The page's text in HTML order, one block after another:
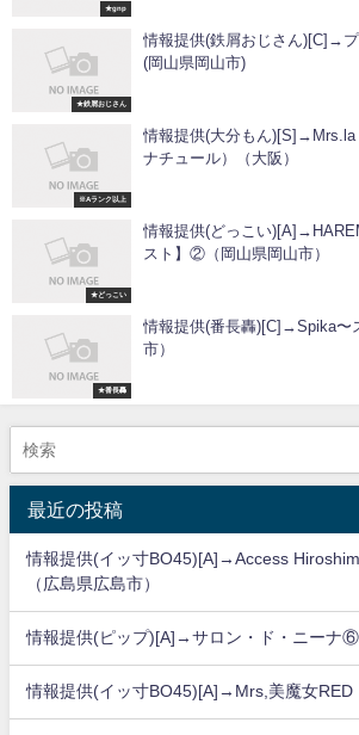
★gnp
★鉄屑おじさん
情報提供(鉄屑おじさん)[C]→
(岡山県岡山市)
※Aランク以上
情報提供(大分もん)[S]→Mrs.la
ナチュール）（大阪）
★どっこい
情報提供(どっこい
スト】②（岡山県岡山市）
★番長轟
情報提供(番長轟)[C]→Spika〜
市）
最近の投稿
情報提供(イッ寸BO45)[A]→Access
（広島県広島市）
情報提供(ピップ)[A]→サロン・ド・ニーナ⑥
情報提供(イッ寸BO45)[A]→Mrs,美魔女RED